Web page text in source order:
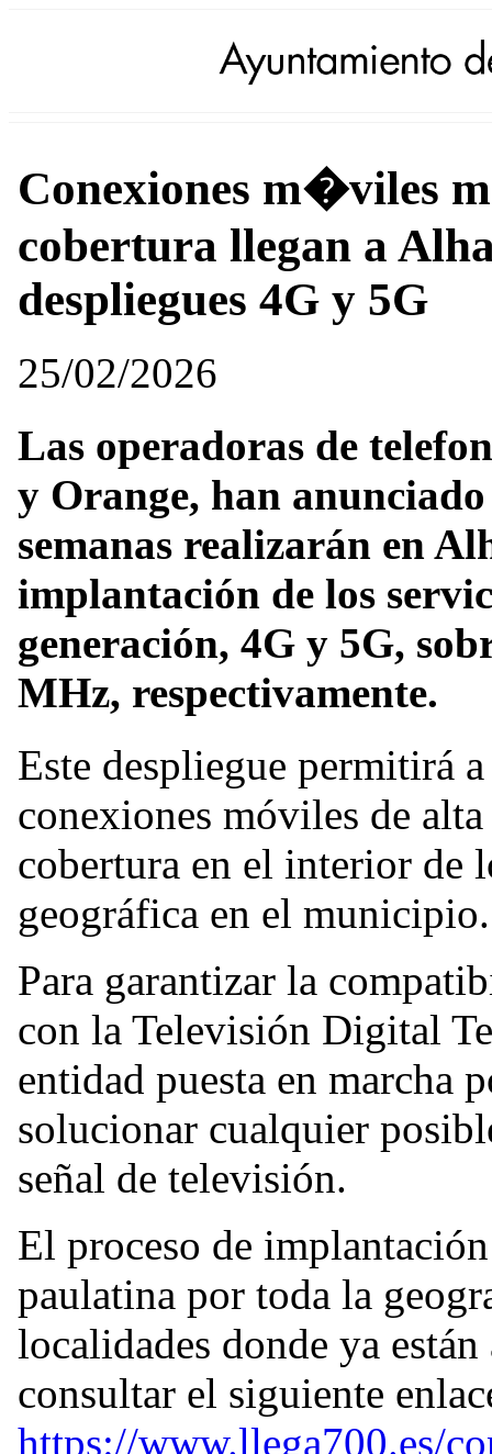
Conexiones m�viles
cobertura llegan a
despliegues 4G y 5G
25/02/2026
Las operadoras de
y Orange, han
semanas realizarán en
implantación de los
generación, 4G y 5G,
MHz, respectivamente.
Este despliegue permitirá
conexiones móviles de
cobertura en el interior de
geográfica en el municipio.
Para garantizar la
con la Televisión Digital
entidad puesta en marcha
solucionar cualquier
señal de televisión.
El proceso de
paulatina por toda la
localidades donde ya
consultar el siguiente
https://www.llega700.es/